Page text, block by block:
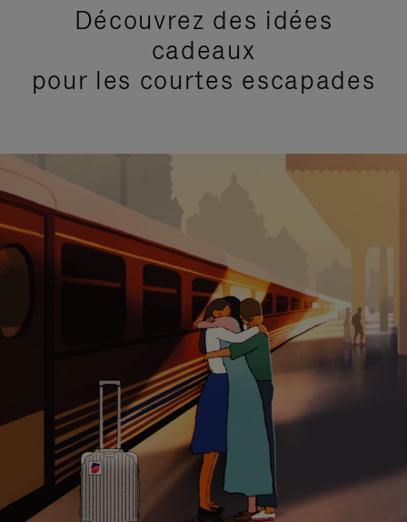
Découvrez des idées
cadeaux
pour les courtes escapades